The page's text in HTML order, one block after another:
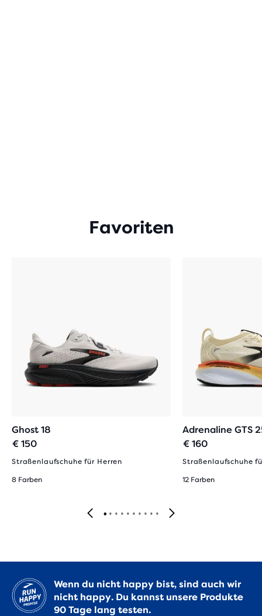
Favoriten
Ghost 18
€ 150
Straßenlaufschuhe für Herren
8 Farben
Adrenaline GTS
€ 160
Straßenlaufschuhe
12 Farben
Wenn du nicht happy bist, sind auch wir
nicht happy. Du kannst unsere Produkte
90 Tage lang testen.